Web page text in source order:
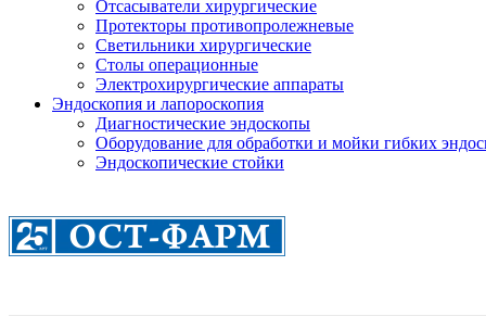
Отсасыватели хирургические
Протекторы противопролежневые
Светильники хирургические
Столы операционные
Электрохирургические аппараты
Эндоскопия и лапороскопия
Диагностические эндоскопы
Оборудование для обработки и мойки гибких
Эндоскопические стойки